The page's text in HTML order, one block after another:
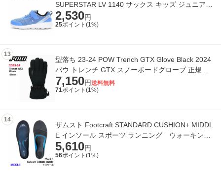
SUPERSTAR LV 1140 サックス キッズ ジュニア
2,530円
25ポイント(1%)
13
型落ち 23-24 POW Trench GTX Glove Black 2024
パウ トレンチ GTX スノーボードグローブ 正規
品
7,150円送料無料
71ポイント(1%)
14
ザムスト Footcraft STANDARD CUSHION+ MIDDL
E インソール スポーツ ランニング ウォーキング
5,610円
56ポイント(1%)